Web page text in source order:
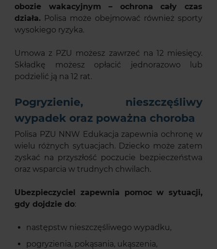
obozie wakacyjnym – ochrona cały czas
działa. Polisa może obejmować również sporty
wysokiego ryzyka.
Umowa z PZU możesz zawrzeć na 12 miesięcy.
Składkę możesz opłacić jednorazowo lub
podzielić ją na 12 rat.
Pogryzienie, nieszczęśliwy
wypadek oraz poważna choroba
Polisa PZU NNW Edukacja zapewnia ochronę w
wielu różnych sytuacjach. Dziecko może zatem
zyskać na przyszłość poczucie bezpieczeństwa
oraz wsparcia w trudnych chwilach.
Ubezpieczyciel zapewnia pomoc w sytuacji,
gdy dojdzie do:
następstw nieszczęśliwego wypadku,
pogryzienia, pokąsania, ukąszenia,